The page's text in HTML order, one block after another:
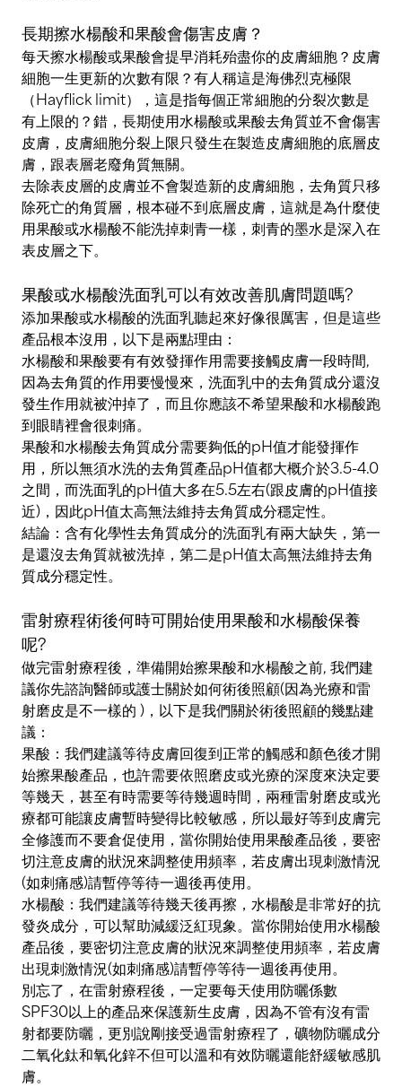
長期擦水楊酸和果酸會傷害皮膚？
每天擦水楊酸或果酸會提早消耗殆盡你的皮膚細胞？皮膚
細胞一生更新的次數有限？有人稱這是海佛烈克極限
（Hayflick limit），這是指每個正常細胞的分裂次數是
有上限的？錯，長期使用水楊酸或果酸去角質並不會傷害
皮膚，皮膚細胞分裂上限只發生在製造皮膚細胞的底層皮
膚，跟表層老廢角質無關。
去除表皮層的皮膚並不會製造新的皮膚細胞，去角質只移
除死亡的角質層，根本碰不到底層皮膚，這就是為什麼使
用果酸或水楊酸不能洗掉刺青一樣，刺青的墨水是深入在
表皮層之下。
果酸或水楊酸洗面乳可以有效改善肌膚問題嗎?
添加果酸或水楊酸的洗面乳聽起來好像很厲害，但是這些
產品根本沒用，以下是兩點理由：
水楊酸和果酸要有有效發揮作用需要接觸皮膚一段時間,
因為去角質的作用要慢慢來，洗面乳中的去角質成分還沒
發生作用就被沖掉了，而且你應該不希望果酸和水楊酸跑
到眼睛裡會很刺痛。
果酸和水楊酸去角質成分需要夠低的pH值才能發揮作
用，所以無須水洗的去角質產品pH值都大概介於3.5-4.0
之間，而洗面乳的pH值大多在5.5左右(跟皮膚的pH值接
近)，因此pH值太高無法維持去角質成分穩定性。
結論：含有化學性去角質成分的洗面乳有兩大缺失，第一
是還沒去角質就被洗掉，第二是pH值太高無法維持去角
質成分穩定性。
雷射療程術後何時可開始使用果酸和水楊酸保養
呢?
做完雷射療程後，準備開始擦果酸和水楊酸之前, 我們建
議你先諮詢醫師或護士關於如何術後照顧(因為光療和雷
射磨皮是不一樣的 )，以下是我們關於術後照顧的幾點建
議：
果酸：我們建議等待皮膚回復到正常的觸感和顏色後才開
始擦果酸產品，也許需要依照磨皮或光療的深度來決定要
等幾天，甚至有時需要等待幾週時間，兩種雷射磨皮或光
療都可能讓皮膚暫時變得比較敏感，所以最好等到皮膚完
全修護而不要倉促使用，當你開始使用果酸產品後，要密
切注意皮膚的狀況來調整使用頻率，若皮膚出現刺激情況
(如刺痛感)請暫停等待一週後再使用。
水楊酸：我們建議等待幾天後再擦，水楊酸是非常好的抗
發炎成分，可以幫助減緩泛紅現象。當你開始使用水楊酸
產品後，要密切注意皮膚的狀況來調整使用頻率，若皮膚
出現刺激情況(如刺痛感)請暫停等待一週後再使用。
別忘了，在雷射療程後，一定要每天使用防曬係數
SPF30以上的產品來保護新生皮膚，因為不管有沒有雷
射都要防曬，更別說剛接受過雷射療程了，礦物防曬成分
二氧化鈦和氧化鋅不但可以溫和有效防曬還能舒緩敏感肌
膚。